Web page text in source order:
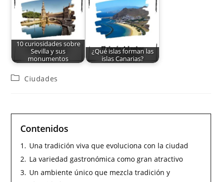
10 curiosidades sobre
Sevilla y sus
monumentos
¿Qué islas forman las
islas Canarias?
Ciudades
Contenidos
1. Una tradición viva que evoluciona con la ciudad
2. La variedad gastronómica como gran atractivo
3. Un ambiente único que mezcla tradición y